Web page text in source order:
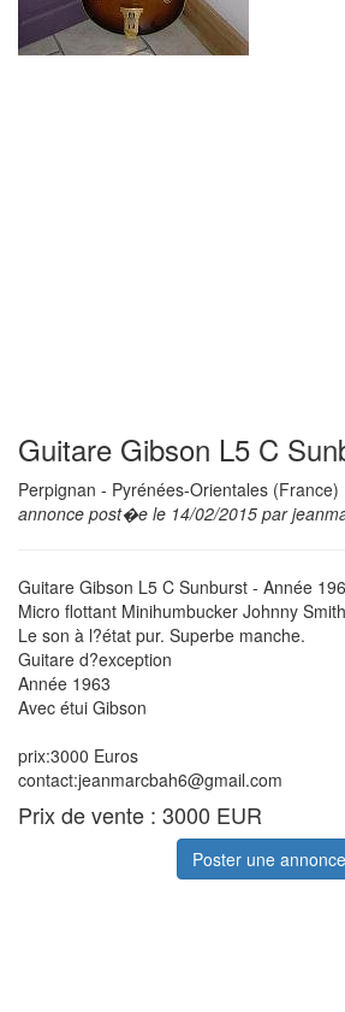
Guitare Gibson L5 C
Perpignan - Pyrénées-Orientales (France)
annonce post�e le 14/02/2015 par
Guitare Gibson L5 C Sunburst - Année
Micro flottant Minihumbucker Johnny Smith
Le son à l?état pur. Superbe manche.
Guitare d?exception
Année 1963
Avec étui Gibson
prix:3000 Euros
contact:jeanmarcbah6@gmail.com
Prix de vente : 3000 EUR
Poster une annonce